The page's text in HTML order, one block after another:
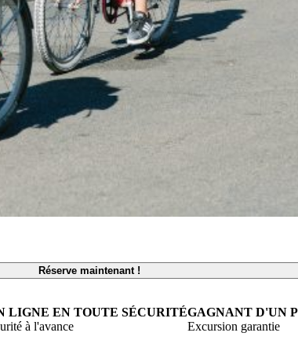
Réserve maintenant !
LIGNE EN TOUTE SÉCURITÉ
à l'avance
GAGNANT D'UN
Excursion garantie